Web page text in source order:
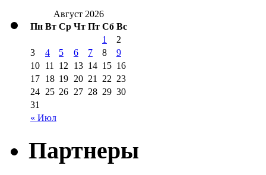
Август 2026
Пн Вт Ср Чт Пт Сб Вс
« Июл
1
2
3
4 5 6 7 8
9
10 11 12 13 14 15 16
17 18 19 20 21 22 23
24 25 26 27 28 29 30
31
Партнеры